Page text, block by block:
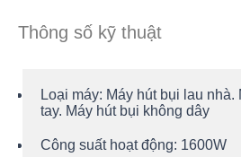
Thông số kỹ thuật
Loại máy: Máy hút bụi lau nhà.
tay. Máy hút bụi không dây
Công suất hoạt động: 1600W